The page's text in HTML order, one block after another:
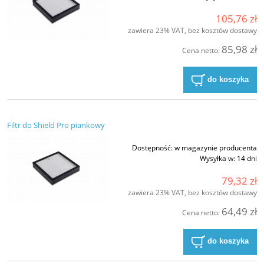
105,76 zł
zawiera 23% VAT, bez kosztów dostawy
Cena netto: 85,98 zł
do koszyka
Filtr do Shield Pro piankowy
Dostępność:w magazynie producenta
Wysyłka w: 14 dni
79,32 zł
zawiera 23% VAT, bez kosztów dostawy
Cena netto: 64,49 zł
do koszyka